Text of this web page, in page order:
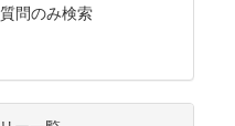
問のみ検索